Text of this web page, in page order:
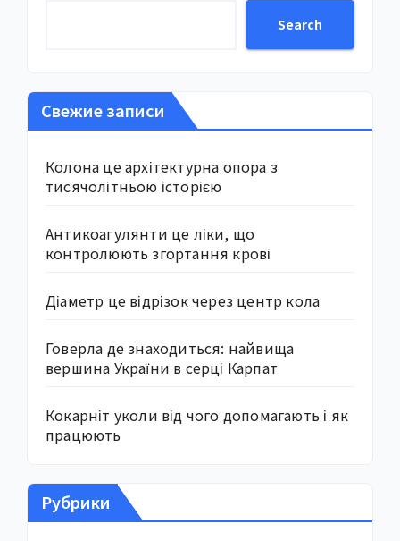
Search
Свежие записи
Колона це архітектурна опора з
тисячолітньою історією
Антикоагулянти це ліки, що
контролюють згортання крові
Діаметр це відрізок через центр кола
Говерла де знаходиться: найвища
вершина України в серці Карпат
Кокарніт уколи від чого допомагають і як
працюють
Рубрики